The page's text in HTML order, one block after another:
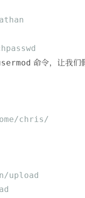
命令，让我们
chris/
upload